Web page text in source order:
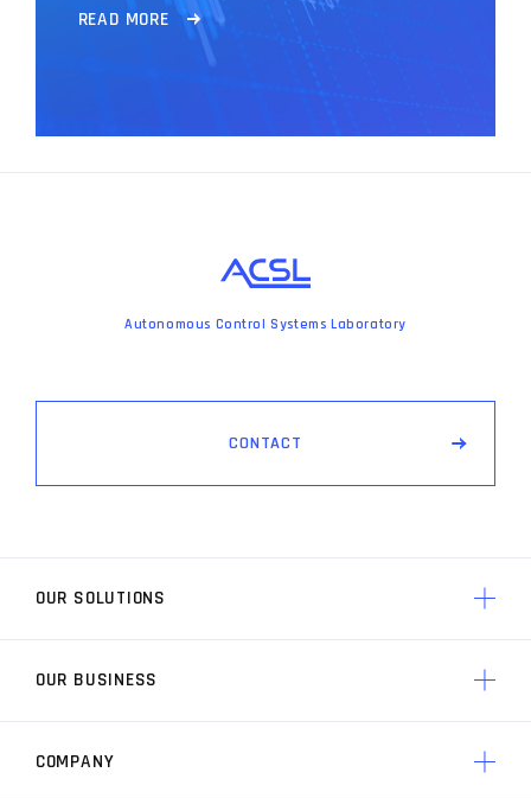
READ MORE
Autonomous Control Systems Laboratory
CONTACT
OUR SOLUTIONS
AP3 制御技術
OUR BUSINESS
COMPANY